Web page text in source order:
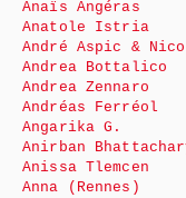
Anaïs Angéras
Anatole Istria
André Aspic &
Andrea Bottalico
Andrea Zennaro
Andréas Ferréol
Angarika G.
Anirban
Anissa Tlemcen
Anna (Rennes)